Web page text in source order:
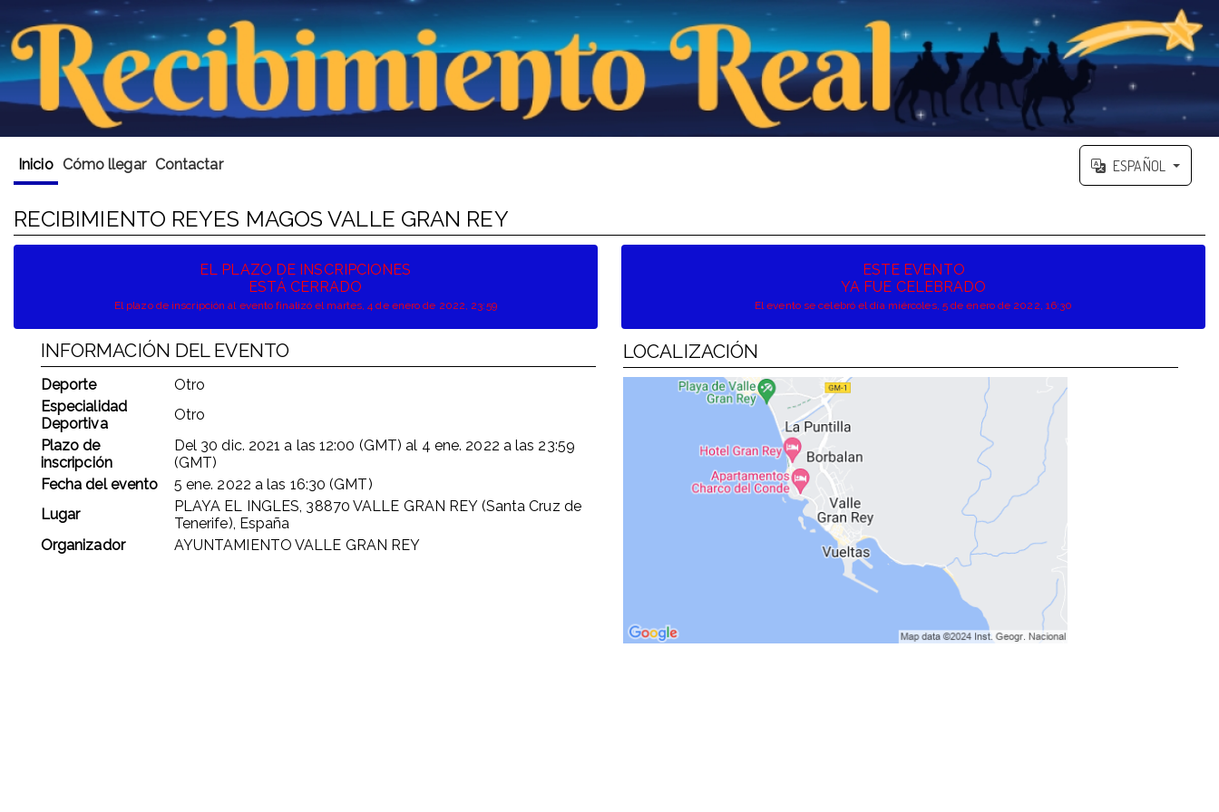
Inicio Cómo llegar Contactar ESPAÑOL
RECIBIMIENTO REYES MAGOS VALLE GRAN REY
EL PLAZO DE INSCRIPCIONES
ESTÁ CERRADO
El plazo de inscripción al evento finalizó el martes, 4 de enero de 2022, 23:59
ESTE EVENTO
YA FUE CELEBRADO
El evento se celebró el día miércoles, 5 de enero de 2022, 16:30
INFORMACIÓN DEL EVENTO
Deporte
Otro
Especialidad
Deportiva
Otro
Plazo de
inscripción
Del 30 dic. 2021 a las12:00 (GMT) al 4 ene. 2022 a las 23:59
(GMT)
Fecha del evento
5 ene. 2022 a las 16:30 (GMT)
Lugar
PLAYA EL INGLES, 38870 VALLE GRAN REY (Santa Cruz de
Tenerife), España
Organizador
AYUNTAMIENTO VALLE GRAN REY
LOCALIZACIÓN